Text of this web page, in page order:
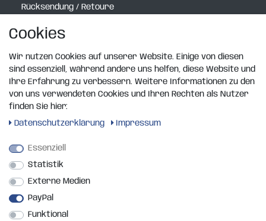
Rücksendung / Retoure
Verlegerechner Schmal
Rasenkanten Katalog
Design Wandboard
RECHTLICHES
Widerrufsformular
Impressum
Datenschutzerklärung
Kontakt
Cookies
Wir nutzen Cookies auf unserer Website. Einige von diesen
sind essenziell, während andere uns helfen, diese Website und
Ihre Erfahrung zu verbessern. Weitere Informationen zu den
von uns verwendeten Cookies und Ihren Rechten als Nutzer
finden Sie hier:
Daten­schutz­erklärung
Impressum
Essenziell
Statistik
Externe Medien
PayPal
Funktional